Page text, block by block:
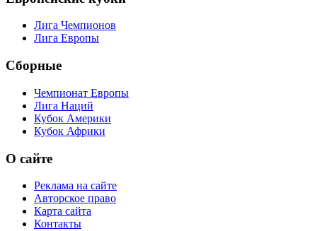
Лига Чемпионов
Лига Европы
Сборные
Чемпионат Европы
Лига Наций
Кубок Америки
Кубок Африки
О сайте
Реклама на сайте
Авторское право
Карта сайта
Контакты